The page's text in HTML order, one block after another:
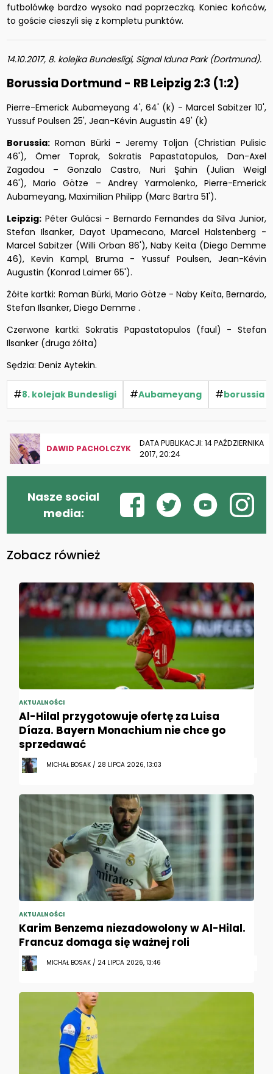
futbolówkę bardzo wysoko nad poprzeczką. Koniec końców,
to goście cieszyli się z kompletu punktów.
14.10.2017, 8. kolejka Bundesligi, Signal Iduna Park (Dortmund).
Borussia Dortmund - RB Leipzig 2:3 (1:2)
Pierre-Emerick Aubameyang 4', 64' (k) - Marcel Sabitzer 10',
Yussuf Poulsen 25', Jean-Kévin Augustin 49' (k)
Borussia: Roman Bürki – Jeremy Toljan (Christian Pulisic
46'), Ömer Toprak, Sokratis Papastatopulos, Dan-Axel
Zagadou – Gonzalo Castro, Nuri Şahin (Julian Weigl
46'), Mario Götze – Andrey Yarmolenko, Pierre-Emerick
Aubameyang, Maximilian Philipp (Marc Bartra 51').
Leipzig: Péter Gulácsi - Bernardo Fernandes da Silva Junior,
Stefan Ilsanker, Dayot Upamecano, Marcel Halstenberg -
Marcel Sabitzer (Willi Orban 86'), Naby Keïta (Diego Demme
46), Kevin Kampl, Bruma - Yussuf Poulsen, Jean-Kévin
Augustin (Konrad Laimer 65').
Żółte kartki: Roman Bürki, Mario Götze - Naby Keïta, Bernardo,
Stefan Ilsanker, Diego Demme .
Czerwone kartki: Sokratis Papastatopulos (faul) - Stefan
Ilsanker (druga żółta)
Sędzia: Deniz Aytekin.
#8. kolejak Bundesligi #Aubameyang #borussia
DAWID PACHOLCZYK
DATA PUBLIKACJI: 14 PAŹDZIERNIKA
2017, 20:24
Nasze social
media:
Zobacz również
AKTUALNOŚCI
Al-Hilal przygotowuje ofertę za Luisa
Díaza. Bayern Monachium nie chce go
sprzedawać
MICHAŁ BOSAK / 28 LIPCA 2026, 13:03
AKTUALNOŚCI
Karim Benzema niezadowolony w Al-Hilal.
Francuz domaga się ważnej roli
MICHAŁ BOSAK / 24 LIPCA 2026, 13:46